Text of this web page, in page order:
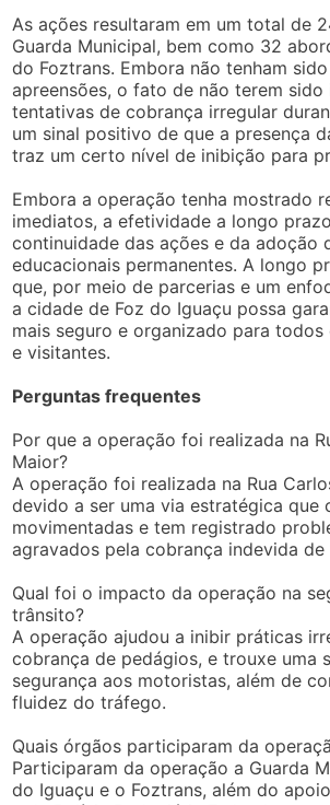
As ações resultaram em um total de
Guarda Municipal, bem como 32
do Foztrans. Embora não tenham
apreensões, o fato de não terem
tentativas de cobrança irregular
um sinal positivo de que a presença
traz um certo nível de inibição para
Embora a operação tenha mostrado
imediatos, a efetividade a longo
continuidade das ações e da adoção
educacionais permanentes. A longo
que, por meio de parcerias e um
a cidade de Foz do Iguaçu possa
mais seguro e organizado para todos
e visitantes.
Perguntas frequentes
Por que a operação foi realizada na
Maior?
A operação foi realizada na Rua
devido a ser uma via estratégica que
movimentadas e tem registrado
agravados pela cobrança indevida de
Qual foi o impacto da operação na
trânsito?
A operação ajudou a inibir práticas
cobrança de pedágios, e trouxe uma
segurança aos motoristas, além de
fluidez do tráfego.
Quais órgãos participaram da
Participaram da operação a Guarda
do Iguaçu e o Foztrans, além do